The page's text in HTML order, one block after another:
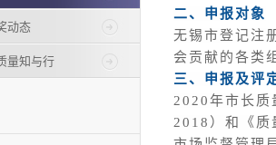
动态
量知与行
二、申报对象
无锡市登记注
会贡献的各类
三、申报及评
2020年市长
2018）和《